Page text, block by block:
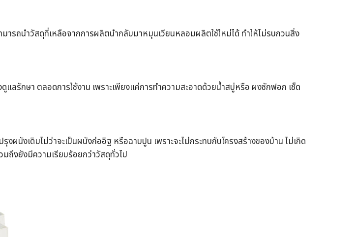
ถนำวัสดุที่เหลือจากการผลิตนำกลับมาหมุนเวียนหลอมผลิตใช้ใหม่ได้ ทำให้ไม่รบกวนสิ่ง
แลรักษา ตลอดการใช้งาน เพราะเพียงแค่การทำความสะอาดด้วยน้ำสบู่หรือ ผงซักฟอก เช็ด
ผนังเดิมไม่ว่าจะเป็นผนังก่ออิฐ หรือฉาบปูน เพราะจะไม่กระทบกับโครงสร้างของบ้าน ไม่เกิด
ถึงยังมีความเรียบร้อยกว่าวัสดุทั่วไป